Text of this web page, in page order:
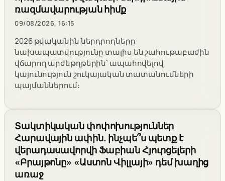
ռազմավարության հիմք
09/08/2026, 16:15
2026 թվականին ներդրողները
նախապատվությունը տալիս են շահութաբաժին
վճարող արժեթղթերին՝ ապահովելով
կայունություն շուկայական տատանումների
պայմաններում։
Տակտիկական փոփոխություններ
Հարավային ափին. ինչպե՞ս պետք է
վերադասավորվի Ֆաբիան Հյուրցելերի
«Բրայթոնը» «Աստոն Վիլլայի» դեմ խաղից
առաջ